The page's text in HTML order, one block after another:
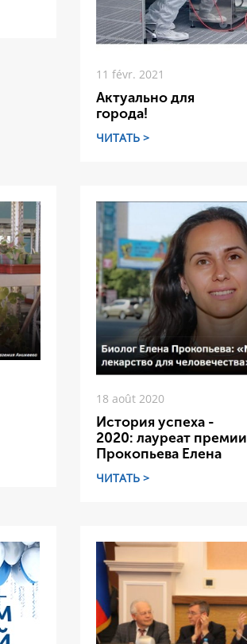
11 févr. 2021
Актуально для
города!
ЧИТАТЬ >
18 août 2020
История успеха -
2020: лауреат премии
Прокопьева Елена
ЧИТАТЬ >